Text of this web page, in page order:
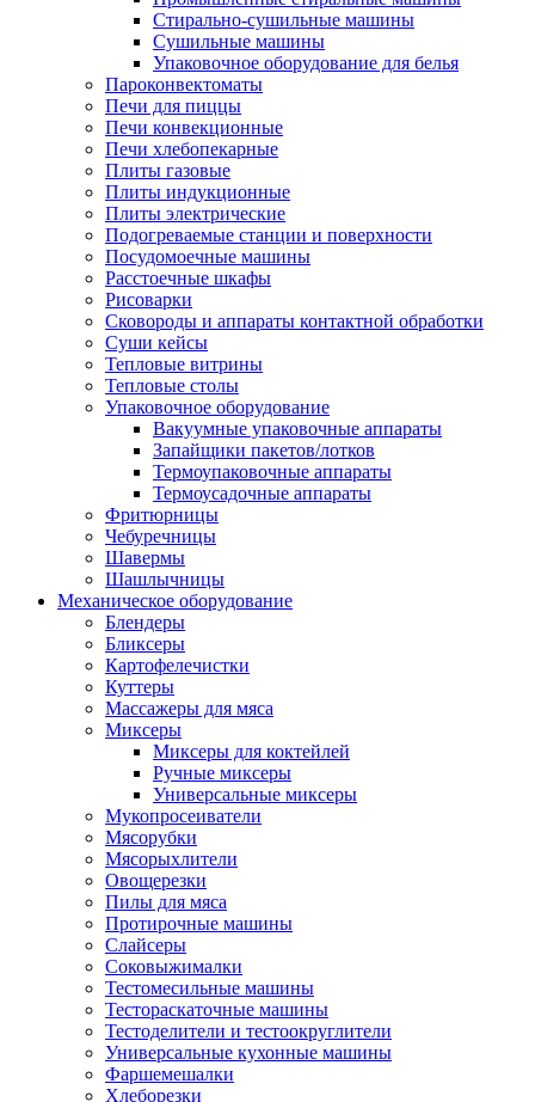
Стирально-сушильные машины
Сушильные машины
Упаковочное оборудование для белья
Пароконвектоматы
Печи для пиццы
Печи конвекционные
Печи хлебопекарные
Плиты газовые
Плиты индукционные
Плиты электрические
Подогреваемые станции и поверхности
Посудомоечные машины
Расстоечные шкафы
Рисоварки
Сковороды и аппараты контактной обработки
Суши кейсы
Тепловые витрины
Тепловые столы
Упаковочное оборудование
Вакуумные упаковочные аппараты
Запайщики пакетов/лотков
Термоупаковочные аппараты
Термоусадочные аппараты
Фритюрницы
Чебуречницы
Шавермы
Шашлычницы
Механическое оборудование
Блендеры
Бликсеры
Картофелечистки
Куттеры
Массажеры для мяса
Миксеры
Миксеры для коктейлей
Ручные миксеры
Универсальные миксеры
Мукопросеиватели
Мясорубки
Мясорыхлители
Овощерезки
Пилы для мяса
Протирочные машины
Слайсеры
Соковыжималки
Тестомесильные машины
Тестораскаточные машины
Тестоделители и тестоокруглители
Универсальные кухонные машины
Фаршемешалки
Хлеборезки